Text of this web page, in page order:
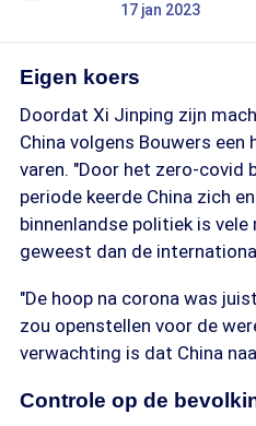
17 jan 2023
Eigen koers
Doordat Xi Jinping zijn
China volgens Bouwers een
varen. "Door het zero-covid
periode keerde China zich
binnenlandse politiek is vele
geweest dan de
"De hoop na corona was
zou openstellen voor de
verwachting is dat China
Controle op de